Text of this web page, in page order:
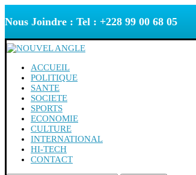
Nous Joindre : Tel : +228 99 00 68 05
ACCUEIL
POLITIQUE
SANTE
SOCIETE
SPORTS
ECONOMIE
CULTURE
INTERNATIONAL
HI-TECH
CONTACT